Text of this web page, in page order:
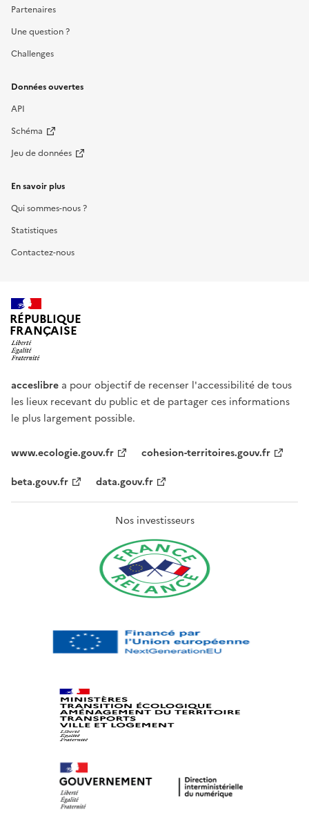
Partenaires
Une question ?
Challenges
Données ouvertes
API
Schéma
Jeu de données
En savoir plus
Qui sommes-nous ?
Statistiques
Contactez-nous
RÉPUBLIQUE
FRANÇAISE
acceslibre a pour objectif de recenser l'accessibilité de tous
les lieux recevant du public et de partager ces informations
le plus largement possible.
www.ecologie.gouv.fr
cohesion-territoires.gouv.fr
beta.gouv.fr
data.gouv.fr
Nos investisseurs